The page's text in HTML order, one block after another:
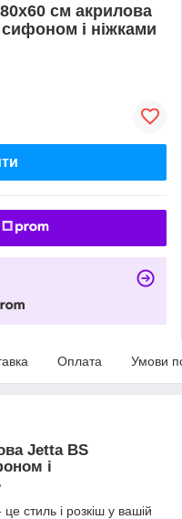
см акрилова
і ніжками
Оплата Умови
Jetta BS
і
стиль і розкіш у вашій